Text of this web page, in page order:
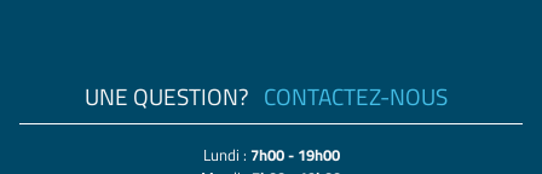
UNE QUESTION? CONTACTEZ-NOUS
Lundi : 7h00 - 19h00